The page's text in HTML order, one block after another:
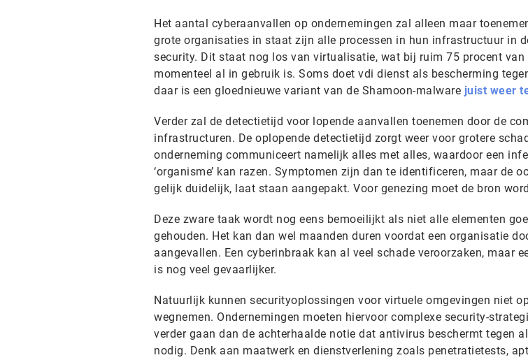
Het aantal cyberaanvallen op ondernemingen zal alleen maar
grote organisaties in staat zijn alle processen in hun infrastructuur in
security. Dit staat nog los van virtualisatie, wat bij ruim 75 procent van
momenteel al in gebruik is. Soms doet vdi dienst als bescherming
daar is een gloednieuwe variant van de Shamoon-malware juist weer
Verder zal de detectietijd voor lopende aanvallen toenemen door de
infrastructuren. De oplopende detectietijd zorgt weer voor grotere
onderneming communiceert namelijk alles met alles, waardoor een
‘organisme’ kan razen. Symptomen zijn dan te identificeren, maar de
gelijk duidelijk, laat staan aangepakt. Voor genezing moet de bron
Deze zware taak wordt nog eens bemoeilijkt als niet alle elementen
gehouden. Het kan dan wel maanden duren voordat een organisatie
aangevallen. Een cyberinbraak kan al veel schade veroorzaken, maar
is nog veel gevaarlijker.
Natuurlijk kunnen securityoplossingen voor virtuele omgevingen niet
wegnemen. Ondernemingen moeten hiervoor complexe security-
verder gaan dan de achterhaalde notie dat antivirus beschermt tegen
nodig. Denk aan maatwerk en dienstverlening zoals penetratietests,